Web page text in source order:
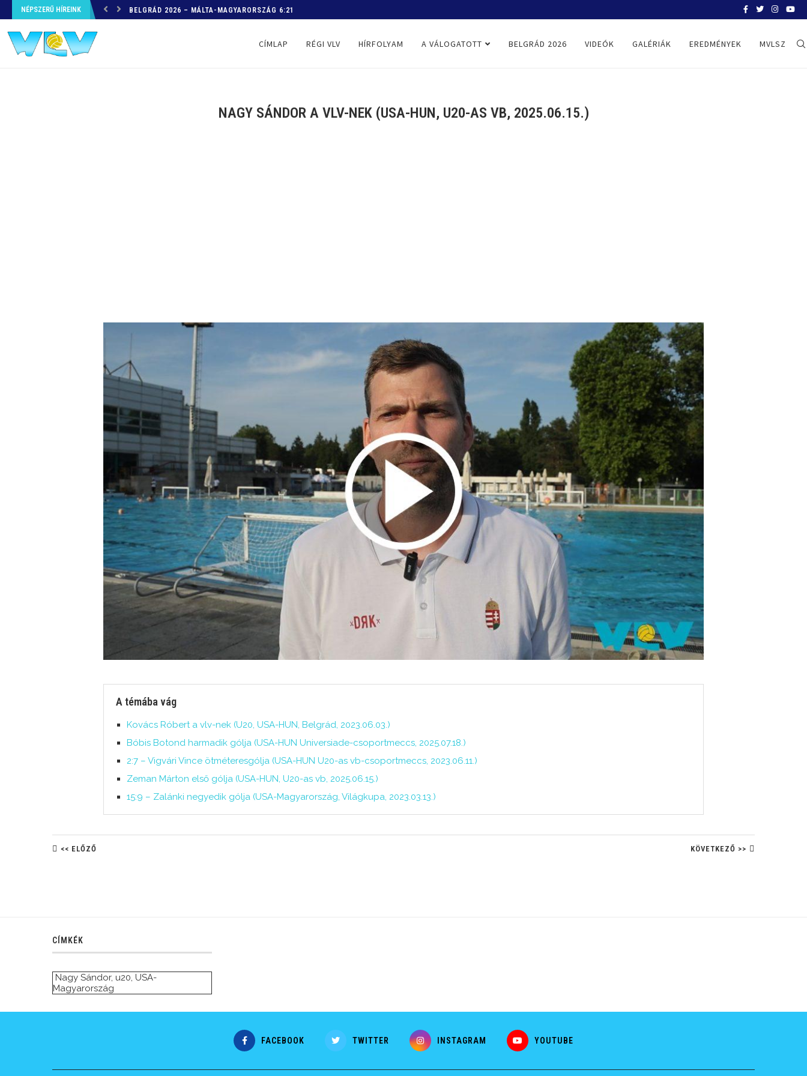
NÉPSZERŰ HÍREINK HELYZETKÉP AZ EB-RŐL – A TOVÁBBI PROGRAM
CÍMLAP RÉGI VLV HÍRFOLYAM A VÁLOGATOTT BELGRÁD 2026 VIDEÓK GALÉRIÁK EREDMÉNYEK MVLSZ
NAGY SÁNDOR A VLV-NEK (USA-HUN, U20-AS VB, 2025.06.15.)
A témába vág
Kovács Róbert a vlv-nek (U20, USA-HUN, Belgrád, 2023.06.03.)
Bóbis Botond harmadik gólja (USA-HUN Universiade-csoportmeccs, 2025.07.18.)
2:7 – Vigvári Vince ötméteresgólja (USA-HUN U20-as vb-csoportmeccs, 2023.06.11.)
Zeman Márton első gólja (USA-HUN, U20-as vb, 2025.06.15.)
15:9 – Zalánki negyedik gólja (USA-Magyarország, Világkupa, 2023.03.13.)
<< ELŐZŐ KÖVETKEZŐ >>
CÍMKÉK
Nagy Sándor, u20, USA-
Magyarország
FACEBOOK TWITTER INSTAGRAM YOUTUBE